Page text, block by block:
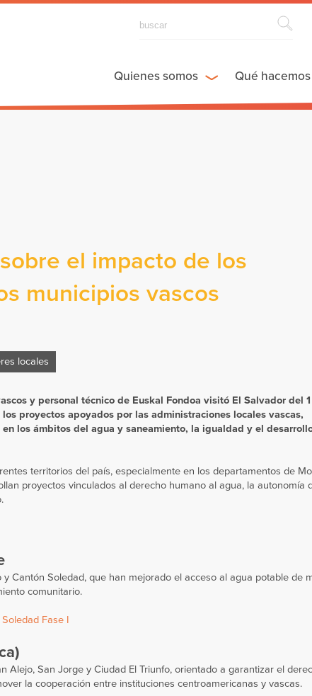
Quienes somos Qué hacemos
el impacto de los
municipios vascos
locales
y personal técnico de Euskal Fondoa visitó El Salvador del
proyectos apoyados por las administraciones locales vascas,
en los ámbitos del agua y saneamiento, la igualdad y el
territorios del país, especialmente en los departamentos de
proyectos vinculados al derecho humano al agua, la autonomía
Cantón Soledad, que han mejorado el acceso al agua potable de
comunitario.
Fase I
Alejo, San Jorge y Ciudad El Triunfo, orientado a garantizar el
la cooperación entre instituciones centroamericanas y vascas.